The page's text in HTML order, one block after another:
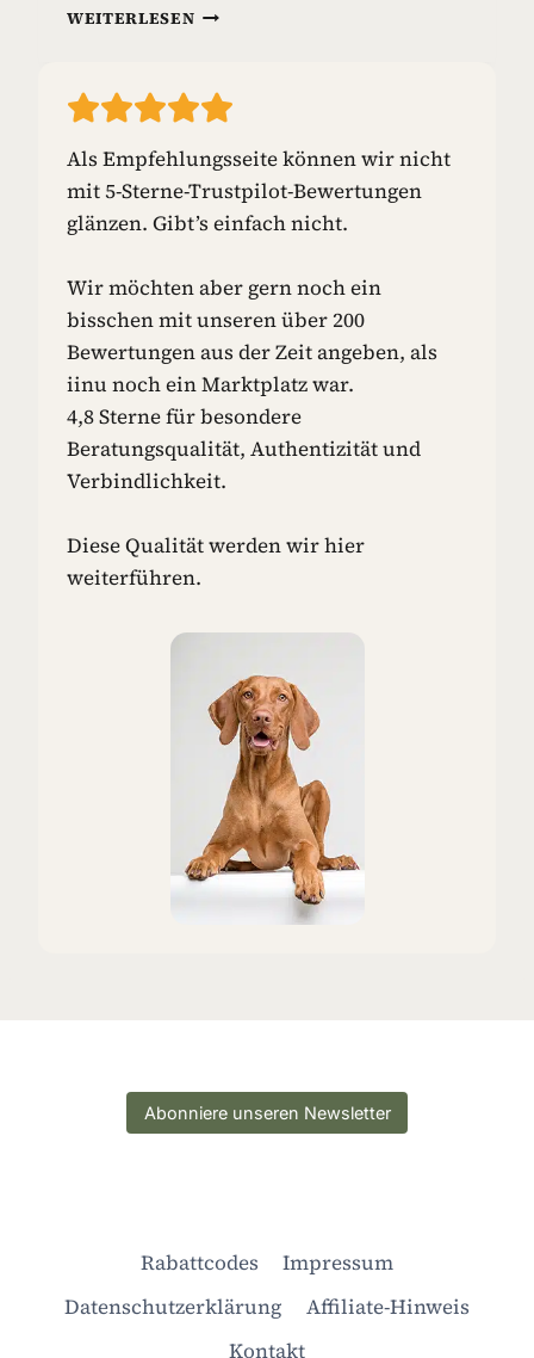
WEITERLESENS
E
K
M
A
T
E
N
I
D
E
E
N
F
R
E
N
H
Als Empfehlungsseite können wir nicht
mit 5-Sterne-Trustpilot-Bewertungen
glänzen. Gibt’s einfach nicht.
Wir möchten aber gern noch ein
bisschen mit unseren über 200
Bewertungen aus der Zeit angeben, als
iinu noch ein Marktplatz war.
4,8 Sterne für besondere
Beratungsqualität, Authentizität und
Verbindlichkeit.
Diese Qualität werden wir hier
weiterführen.
Abonniere unseren Newsletter
Rabattcodes
Impressum
Datenschutzerklärung
Affiliate-Hinweis
Kontakt